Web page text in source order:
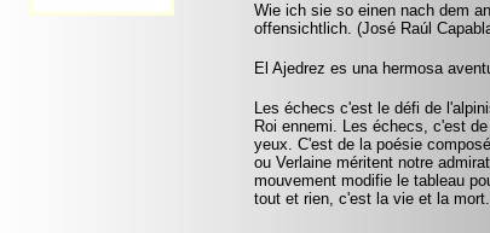
Wie ich sie so einen nach dem
offensichtlich. (José Raúl
El Ajedrez es una hermosa
Les échecs c'est le défi de
Roi ennemi. Les échecs, c'est
yeux. C'est de la poésie
ou Verlaine méritent notre
mouvement modifie le tableau
tout et rien, c'est la vie et la